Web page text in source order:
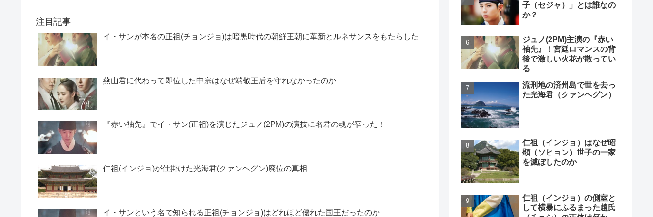
注目記事
イ・サンが本名の正祖(チョンジョ)は暗黒時代の朝鮮王朝に革新とルネサンスをもたらした
燕山君に代わって即位した中宗はなぜ端敬王后を守れなかったのか
『赤い袖先』でイ・サン(正祖)を演じたジュノ(2PM)の演技に名君の魂が宿った！
仁祖(インジョ)が仕掛けた光海君(クァンヘグン)廃位の真相
イ・サンという名で知られる正祖(チョンジョ)はどれほど優れた国王だったのか
子（セジャ）」とは誰なの
か？
ジュノ(2PM)主演の『赤い
袖先』！宮廷ロマンスの背
後で激しい火花が散ってい
る
流刑地の済州島で世を去っ
た光海君（クァンヘグン）
仁祖（インジョ）はなぜ昭
顕（ソヒョン）世子の一家
を滅ぼしたのか
仁祖（インジョ）の側室と
して横暴にふるまった趙氏